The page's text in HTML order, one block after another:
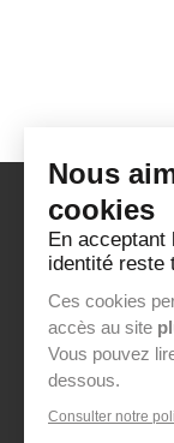
A
Qui
Labels &
Nos
Nos clients
Nous
cookies
En
identité reste
Ces cookies
accès au site
Vous pouvez
dessous.
Consulter notre